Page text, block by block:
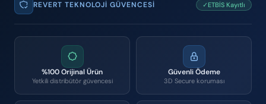
REVERT TEKNOLOJI GÜVENCESI ✓ETBİS Kayıtlı
%100 Orijinal Ürün
Yetkili distribütör güvencesi
Güvenli Ödeme
3D Secure koruması